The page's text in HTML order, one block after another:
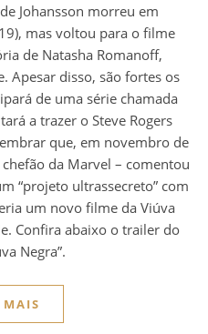
Johansson morreu em
mas voltou para o filme
de Natasha Romanoff,
Apesar disso, são fortes os
de uma série chamada
a trazer o Steve Rogers
que, em novembro de
da Marvel – comentou
“projeto ultrassecreto” com
um novo filme da Viúva
Confira abaixo o trailer do
Negra”.